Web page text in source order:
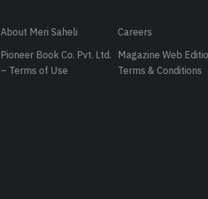
About Meri Saheli Careers
Pioneer Book Co. Pvt. Ltd.
– Terms of Use
Magazine Web
Terms & Conditions